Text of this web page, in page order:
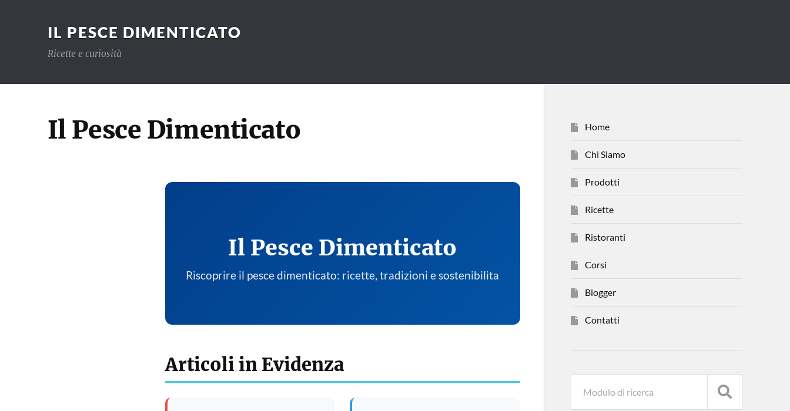
IL PESCE DIMENTICATO
Ricette e curiosità
Il Pesce Dimenticato
Il Pesce Dimenticato
Riscoprire il pesce dimenticato: ricette, tradizioni e sostenibilita
Articoli in Evidenza
Home
Chi Siamo
Prodotti
Ricette
Ristoranti
Corsi
Blogger
Contatti